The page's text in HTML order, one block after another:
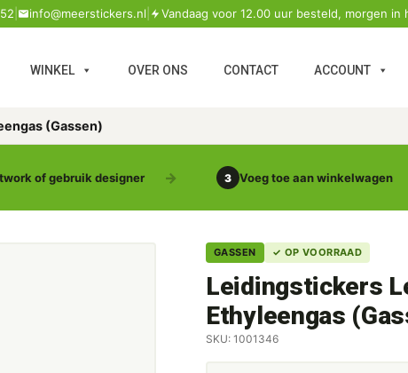
info@meerstickers.nl Vandaag voor 12.00 uur besteld, morgen in
WINKEL OVER ONS CONTACT ACCOUNT
(Gassen)
of gebruik designer 3 Voeg toe aan winkelwagen
GASSEN ✓ OP VOORRAAD
Leidingstickers
Ethyleengas
SKU: 1001346